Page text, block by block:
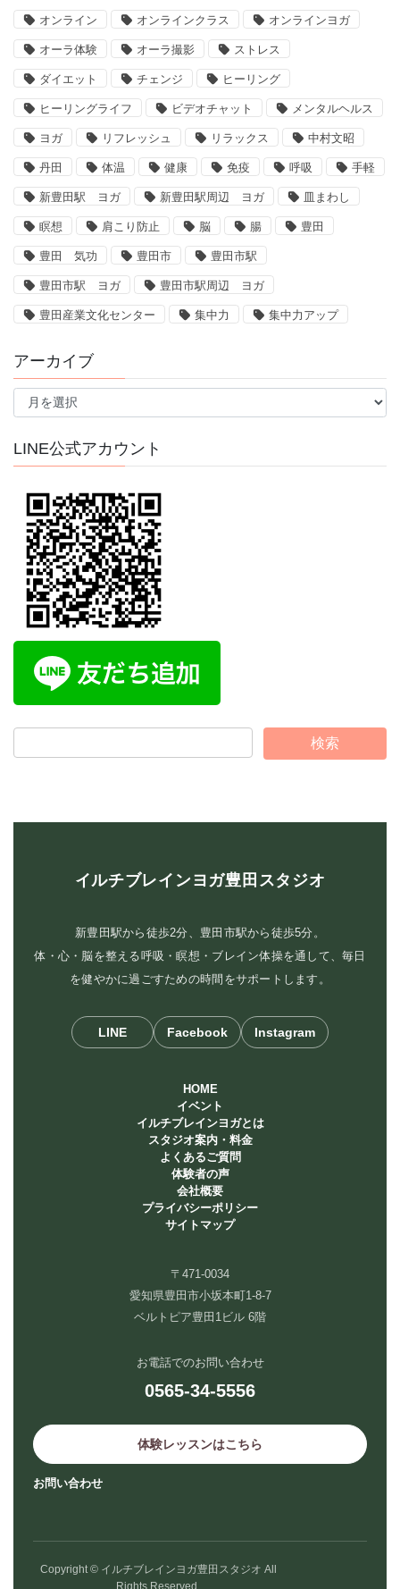
オンライン オンラインクラス オンラインヨガ
オーラ体験 オーラ撮影 ストレス
ダイエット チェンジ ヒーリング
ヒーリングライフ ビデオチャット メンタルヘルス
ヨガ リフレッシュ リラックス 中村文昭
丹田 体温 健康 免疫 呼吸 手軽
新豊田駅 ヨガ 新豊田駅周辺 ヨガ 皿まわし
瞑想 肩こり防止 脳 腸 豊田
豊田 気功 豊田市 豊田市駅
豊田市駅 ヨガ 豊田市駅周辺 ヨガ
豊田産業文化センター 集中力 集中力アップ
アーカイブ
ア
イ
LINE公式アカウント
イルチブレインヨガ豊田スタジオ
新豊田駅から徒歩2分、豊田市駅から徒歩5分。
体・心・脳を整える呼吸・瞑想・ブレイン体操を通して、毎日
を健やかに過ごすための時間をサポートします。
LINE Facebook Instagram
HOME
イベント
イルチブレインヨガとは
スタジオ案内・料金
よくあるご質問
体験者の声
会社概要
プライバシーポリシー
サイトマップ
〒471-0034
愛知県豊田市小坂本町1-8-7
ベルトピア豊田1ビル 6階
お電話でのお問い合わせ
0565-34-5556
体験レッスンはこちら
お問い合わせ
Copyright © イルチブレインヨガ豊田スタジオ All